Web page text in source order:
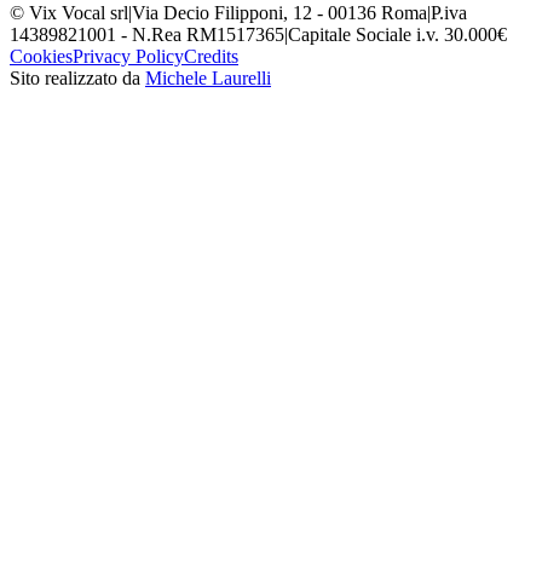
© Vix Vocal srl|Via Decio Filipponi, 12 - 00136 Roma|P.iva
14389821001 - N.Rea RM1517365|Capitale Sociale i.v. 30.000€
CookiesPrivacy PolicyCredits
Sito realizzato da Michele Laurelli